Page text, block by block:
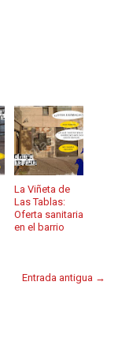
La Viñeta de
Las Tablas:
Oferta sanitaria
en el barrio
Entrada antigua →